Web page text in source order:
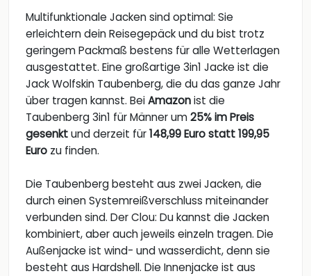
Multifunktionale Jacken sind optimal: Sie
erleichtern dein Reisegepäck und du bist trotz
geringem Packmaß bestens für alle Wetterlagen
ausgestattet. Eine großartige 3in1 Jacke ist die
Jack Wolfskin Taubenberg, die du das ganze Jahr
über tragen kannst. BeiAmazonist die
Taubenberg 3in1 für Männer um25% im Preis
gesenktund derzeit für148,99 Euro statt 199,95
Euro zu finden.
Die Taubenberg besteht aus zwei Jacken, die
durch einen Systemreißverschluss miteinander
verbunden sind. Der Clou: Du kannst die Jacken
kombiniert, aber auch jeweils einzeln tragen. Die
Außenjacke ist wind- und wasserdicht, denn sie
besteht aus Hardshell. Die Innenjacke ist aus